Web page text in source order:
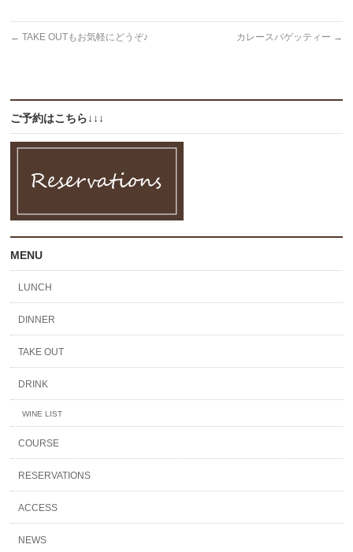
← TAKE OUTもお気軽にどうぞ♪ カレースパゲッティー →
ご予約はこちら↓↓↓
MENU
LUNCH
DINNER
TAKE OUT
DRINK
WINE LIST
COURSE
RESERVATIONS
ACCESS
NEWS